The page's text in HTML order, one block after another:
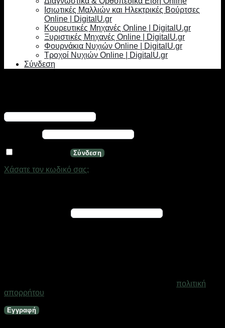
Ισιωτικές Μαλλιών και Ηλεκτρικές Βούρτσες
Online | DigitalU.gr
Κουρευτικές Μηχανές Online | DigitalU.gr
Ξυριστικές Μηχανές Online | DigitalU.gr
Φουρνάκια Νυχιών Online | DigitalU.gr
Τροχοί Νυχιών Online | DigitalU.gr
Σύνδεση
Απαιτείται
Σύνδεση
Χάσατε τον κωδικό σας;
Απαιτείται
πολιτική
απορρήτου
Εγγραφή